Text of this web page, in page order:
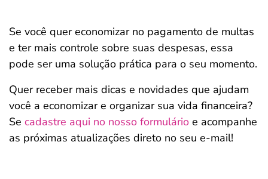
Se você quer economizar no pagamento de multas
e ter mais controle sobre suas despesas, essa
pode ser uma solução prática para o seu momento.
Quer receber mais dicas e novidades que ajudam
você a economizar e organizar sua vida financeira?
Se cadastre aqui no nosso formulário e acompanhe
as próximas atualizações direto no seu e-mail!